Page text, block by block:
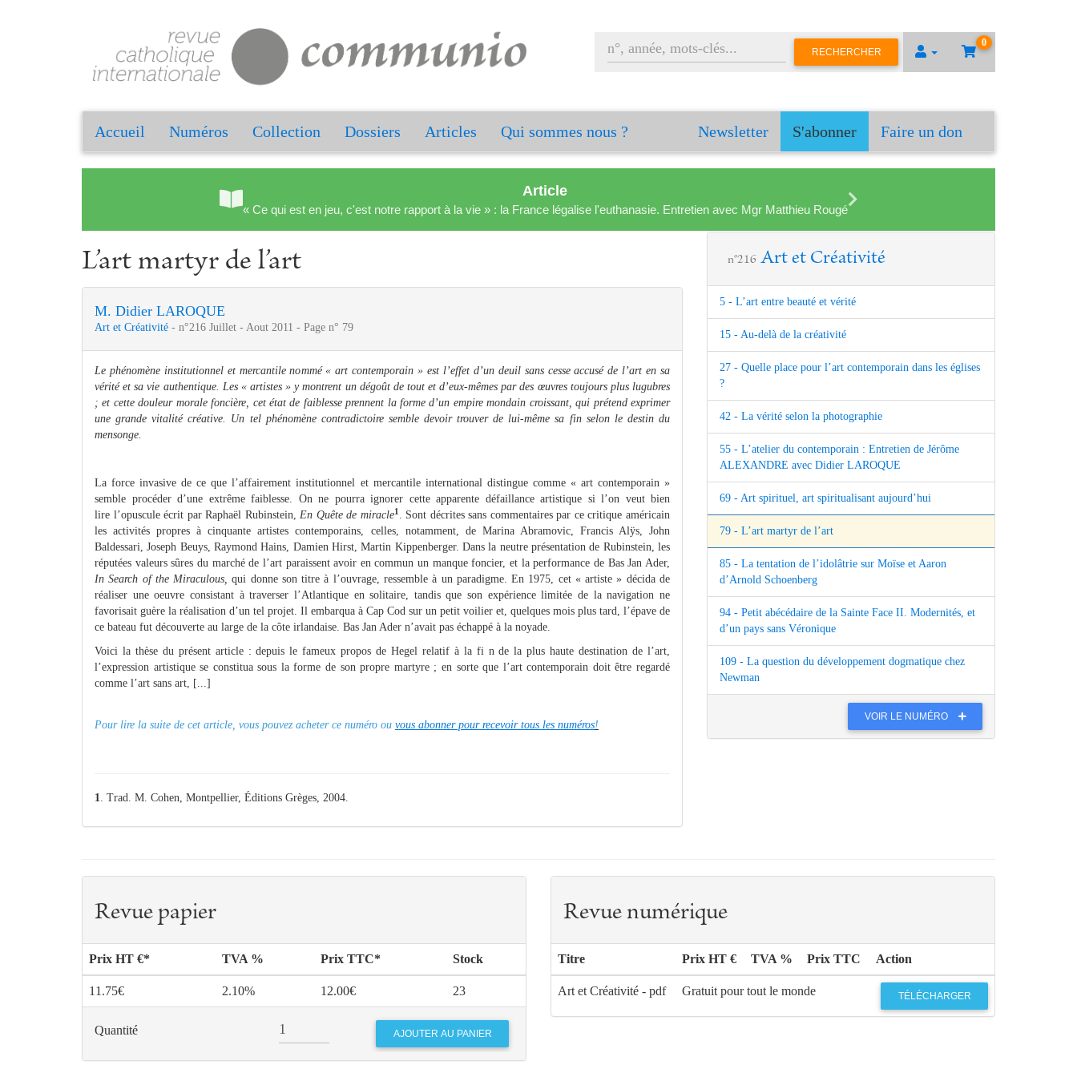
0
RECHERCHER
Accueil Numéros Collection Dossiers Articles Qui sommes nous ? Newsletter S'abonner Faire un don
Article
« Ce qui est en jeu, c'est notre rapport à la vie » : la France légalise l'euthanasie. Entretien avec Mgr Matthieu Rougé
L’art martyr de l’art
M. Didier LAROQUE
Art et Créativité - n°216 Juillet - Aout 2011 - Page n° 79
Le phénomène institutionnel et mercantile nommé « art contemporain » est l’effet d’un deuil sans cesse accusé de l’art en sa
vérité et sa vie authentique. Les « artistes » y montrent un dégoût de tout et d’eux-mêmes par des œuvres toujours plus lugubres
; et cette douleur morale foncière, cet état de faiblesse prennent la forme d’un empire mondain croissant, qui prétend exprimer
une grande vitalité créative. Un tel phénomène contradictoire semble devoir trouver de lui-même sa fin selon le destin du
mensonge.
La force invasive de ce que l’affairement institutionnel et mercantile international distingue comme « art contemporain »
semble procéder d’une extrême faiblesse. On ne pourra ignorer cette apparente défaillance artistique si l’on veut bien
lire l’opuscule écrit par Raphaël Rubinstein,En Quête de miracle1 . Sont décrites sans commentaires par ce critique américain
les activités propres à cinquante artistes contemporains, celles, notamment, de Marina Abramovic, Francis Alÿs, John
Baldessari, Joseph Beuys, Raymond Hains, Damien Hirst, Martin Kippenberger. Dans la neutre présentation de Rubinstein, les
réputées valeurs sûres du marché de l’art paraissent avoir en commun un manque foncier, et la performance de Bas Jan Ader,
In Search of the Miraculous, qui donne son titre à l’ouvrage, ressemble à un paradigme. En 1975, cet « artiste » décida de
réaliser une oeuvre consistant à traverser l’Atlantique en solitaire, tandis que son expérience limitée de la navigation ne
favorisait guère la réalisation d’un tel projet. Il embarqua à Cap Cod sur un petit voilier et, quelques mois plus tard, l’épave de
ce bateau fut découverte au large de la côte irlandaise. Bas Jan Ader n’avait pas échappé à la noyade.
Voici la thèse du présent article : depuis le fameux propos de Hegel relatif à la fi n de la plus haute destination de l’art,
l’expression artistique se constitua sous la forme de son propre martyre ; en sorte que l’art contemporain doit être regardé
comme l’art sans art, [...]
Pour lire la suite de cet article, vous pouvez acheter ce numéro ou vous abonner pour recevoir tous les numéros!
1. Trad. M. Cohen, Montpellier, Éditions Grèges, 2004.
n°216 Art et Créativité
5 - L’art entre beauté et vérité
15 - Au-delà de la créativité
27 - Quelle place pour l’art contemporain dans les églises
?
42 - La vérité selon la photographie
55 - L’atelier du contemporain : Entretien de Jérôme
ALEXANDRE avec Didier LAROQUE
69 - Art spirituel, art spiritualisant aujourd’hui
79 - L’art martyr de l’art
85 - La tentation de l’idolâtrie sur Moïse et Aaron
d’Arnold Schoenberg
94 - Petit abécédaire de la Sainte Face II. Modernités, et
d’un pays sans Véronique
109 - La question du développement dogmatique chez
Newman
VOIR LE NUMÉRO
Revue papier
Prix HT €* TVA % Prix TTC* Stock
11.75€ 2.10% 12.00€ 23
Quantité
Revue numérique
Titre Prix HT € TVA % Prix TTC Action
Art et Créativité - pdf Gratuit pour tout le monde TÉLÉCHARGER